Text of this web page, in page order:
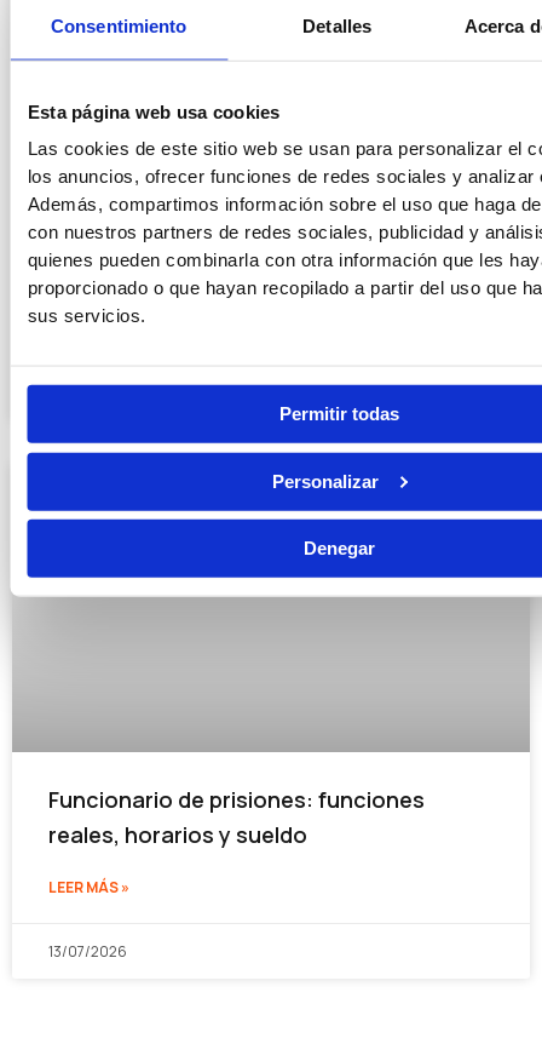
Consentimiento Detalles Acerca
Esta página web usa cookies
Las cookies de este sitio web se usan para personalizar el
los anuncios, ofrecer funciones de redes sociales y analizar
Además, compartimos información sobre el uso que haga
con nuestros partners de redes sociales, publicidad y
quienes pueden combinarla con otra información que les
proporcionado o que hayan recopilado a partir del uso que
sus servicios.
Permitir todas
Personalizar
Denegar
Mejores oposiciones con ESO en 2026
Funcionario de prisiones: funciones
reales, horarios y sueldo
LEER MÁS »
13/07/2026